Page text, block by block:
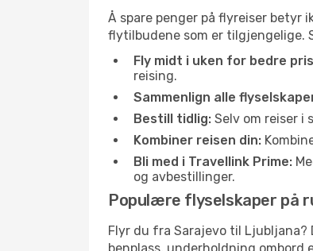
Å spare penger på flyreiser betyr
flytilbudene som er tilgjengelige.
Fly midt i uken for bedre
reising.
Sammenlign alle
Bestill tidlig: Selv om reiser i
Kombiner reisen din:
Bli med i Travellink Prime:
og avbestillinger.
Populære flyselskaper på
Flyr du fra Sarajevo til